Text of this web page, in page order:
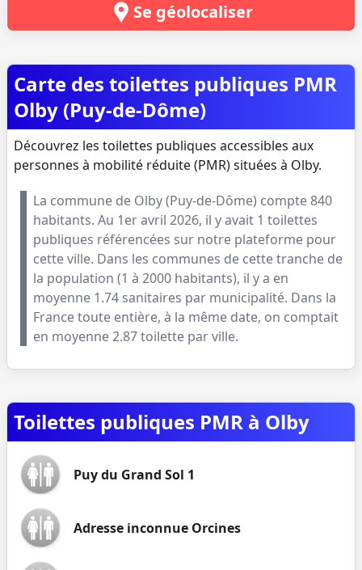
Se géolocaliser
Carte des toilettes publiques PMR
Olby (Puy-de-Dôme)
Découvrez les toilettes publiques accessibles aux
personnes à mobilité réduite (PMR) situées à Olby.
La commune de Olby(Puy-de-Dôme) compte840
habitants. Au 1er avril 2026, il y avait 1 toilettes
publiques référencées sur notre plateforme pour
cette ville. Dans les communes de cette tranche de
la population (1 à 2000 habitants), il y a en
moyenne 1.74 sanitaires par municipalité. Dans la
France toute entière, à la même date, on comptait
en moyenne2.87toilette par ville.
Toilettes publiques PMR à Olby
Puy du Grand Sol 1
Adresse inconnue Orcines